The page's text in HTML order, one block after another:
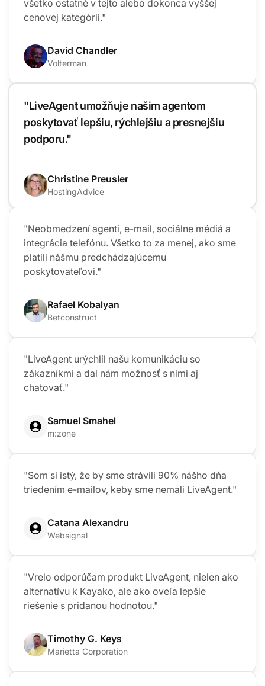
všetko ostatné v tejto alebo dokonca vyššej
cenovej kategórii."
David Chandler
Volterman
"LiveAgent umožňuje našim agentom
poskytovať lepšiu, rýchlejšiu a presnejšiu
podporu."
Christine Preusler
HostingAdvice
"Neobmedzení agenti, e-mail, sociálne médiá a
integrácia telefónu. Všetko to za menej, ako sme
platili nášmu predchádzajúcemu
poskytovateľovi."
Rafael Kobalyan
Betconstruct
"LiveAgent urýchlil našu komunikáciu so
zákazníkmi a dal nám možnosť s nimi aj
chatovať."
Samuel Smahel
m:zone
"Som si istý, že by sme strávili 90% nášho dňa
triedením e-mailov, keby sme nemali LiveAgent."
Catana Alexandru
Websignal
"Vrelo odporúčam produkt LiveAgent, nielen ako
alternatívu k Kayako, ale ako oveľa lepšie
riešenie s pridanou hodnotou."
Timothy G. Keys
Marietta Corporation